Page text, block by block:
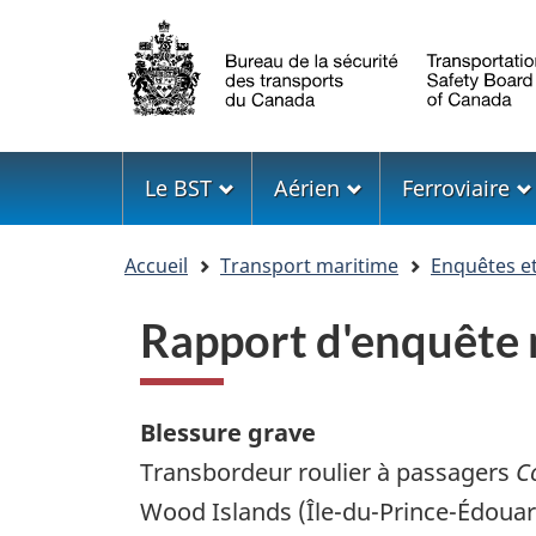
Sélection
de
la
langue
Menu
Le BST Aérien Ferroviaire
Accueil Transport maritime Enquêtes
Rapport
Blessure grave
Transbordeur roulier à passagers
Wood Islands (Île-du-Prince-